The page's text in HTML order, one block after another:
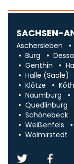
SACHSEN-
Aschersleben
Burg
Genthin
Halle (Saale)
Klötze
Naumburg
Quedlinburg
Schönebeck
Weißenfels
Wolmirstedt